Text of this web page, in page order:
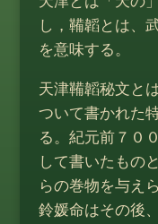
し，鞴韜とは、
を意味する。
天津鞴韜秘文と
ついて書かれた
る。紀元前７０
して書いたもの
らの巻物を与え
鈴媛命はその後